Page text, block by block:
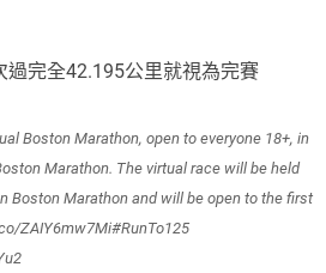
過完全42.195公里就視為完賽
Boston Marathon, open to everyone 18+, in
Marathon. The virtual race will be held
Boston Marathon and will be open to the first
ZAIY6mw7Mi#RunTo125